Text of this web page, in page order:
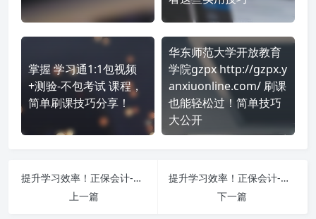
掌握 学习通1:1包视频
+测验-不包考试 课程，
简单刷课技巧分享！
华东师范大学开放教育
学院gzpx http://gzpx.y
anxiuonline.com/ 刷课
也能轻松过！简单技巧
大公开
提升学习效率！正保会计-河北省 https://jxjy.chinaacc.com/ 刷课方法全揭秘
上一篇
提升学习效率！正保会计-四川省 https://jxjy.chinaacc.com/ 刷课方法全揭秘
下一篇